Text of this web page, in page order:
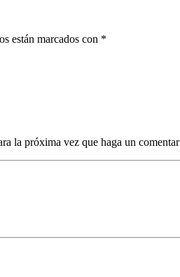
están marcados con *
la próxima vez que haga un